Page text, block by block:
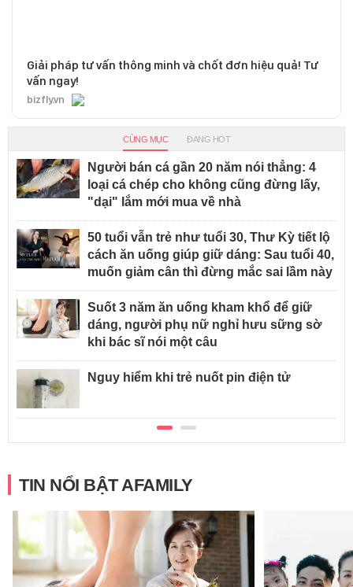
Giải pháp tư vấn thông minh và chốt đơn hiệu quả! Tư
vấn ngay!
bizfly.vn
CÙNG MỤC ĐANG HOT
Người bán cá gần 20 năm nói thẳng: 4
loại cá chép cho không cũng đừng lấy,
"dại" lắm mới mua về nhà
50 tuổi vẫn trẻ như tuổi 30, Thư Kỳ tiết lộ
cách ăn uống giúp giữ dáng: Sau tuổi 40,
muốn giảm cân thì đừng mắc sai lầm này
Suốt 3 năm ăn uống kham khổ để giữ
dáng, người phụ nữ nghỉ hưu sững sờ
khi bác sĩ nói một câu
Nguy hiểm khi trẻ nuốt pin điện tử
TIN NỔI BẬT AFAMILY